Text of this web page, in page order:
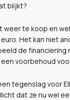
blijkt?
te koop en
Het kan niet
de
voorbehoud
tegenslag voor
dat ze nu wel